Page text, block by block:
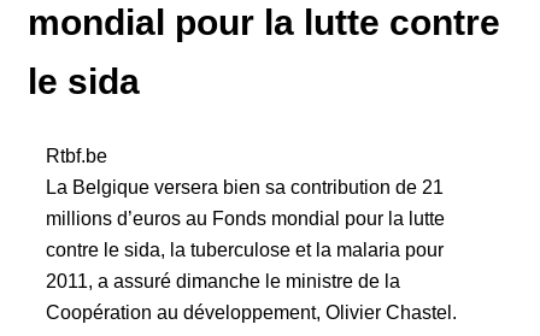
mondial pour la lutte contre
le sida
Rtbf.be
La Belgique versera bien sa contribution de 21
millions d’euros au Fonds mondial pour la lutte
contre le sida, la tuberculose et la malaria pour
2011, a assuré dimanche le ministre de la
Coopération au développement, Olivier Chastel.